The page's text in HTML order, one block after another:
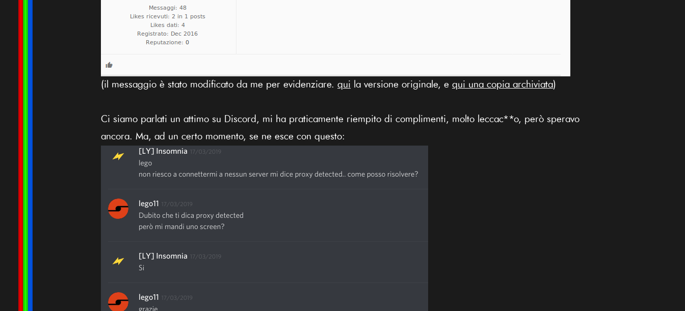
(il messaggio è stato modificato da me per evidenziare. qui la versione originale, e qui una copia archiviata)
Ci siamo parlati un attimo su Discord, mi ha praticamente riempito di complimenti, molto leccac**o, però speravo
ancora. Ma, ad un certo momento, se ne esce con questo: